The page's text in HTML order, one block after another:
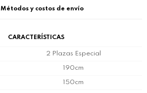
Métodos y costos de envío
CARACTERÍSTICAS
2 Plazas Especial
190cm
150cm